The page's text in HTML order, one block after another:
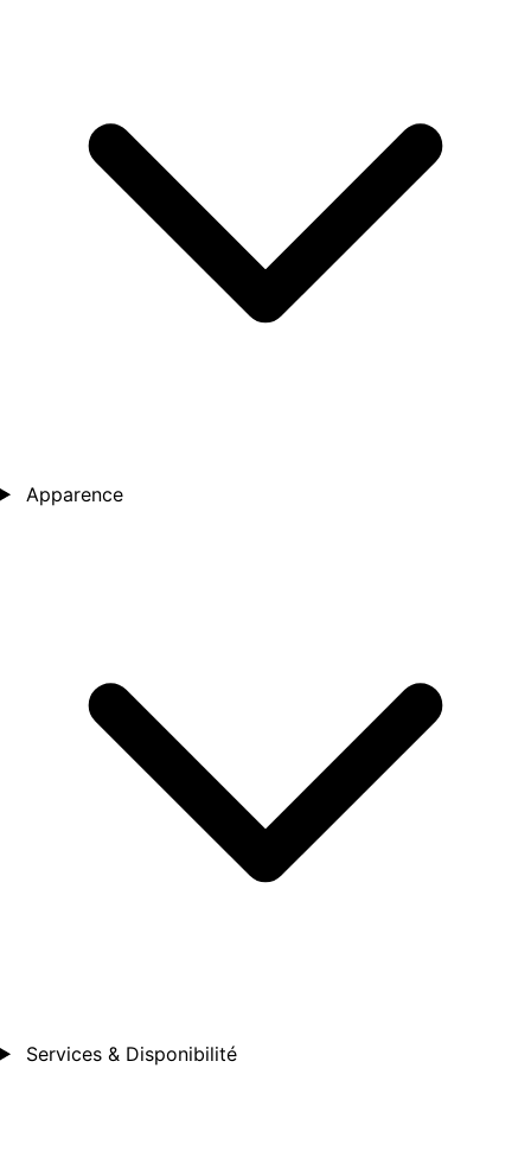
Apparence
Services & Disponibilité